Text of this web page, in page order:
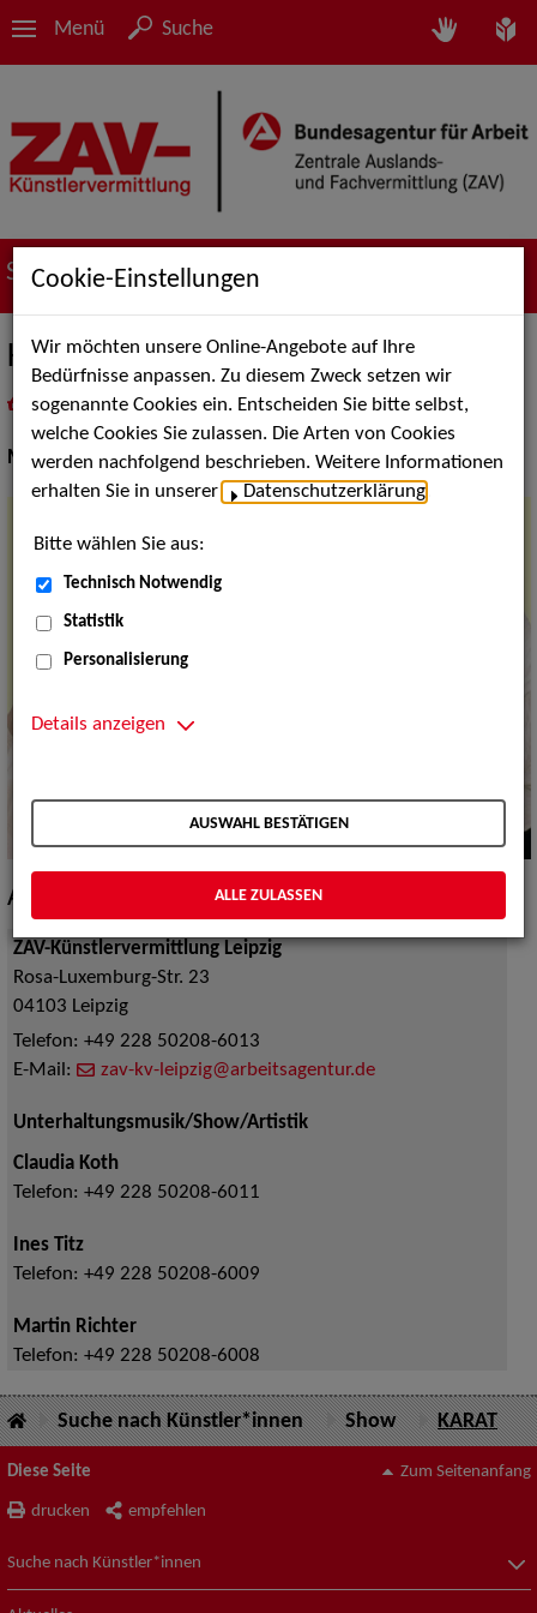
Menü Suche
Suche nach Künstler*innen
KARAT
als PDF speichern
inMeine Merklistelegen
Musik Shows:Chöre, Sänger / Sängerin
Ansprechpartner
ZAV-Künstlervermittlung Leipzig
Rosa-Luxemburg-Str. 23
04103 Leipzig
Telefon: +49 228 50208-6013
E-Mail:
zav-kv-leipzig@arbeitsagentur.de
Unterhaltungsmusik/Show/Artistik
Claudia Koth
Telefon: +49 228 50208-6011
Ines Titz
Telefon: +49 228 50208-6009
Martin Richter
Telefon: +49 228 50208-6008
Suche nach Künstler*innen Show KARAT
Diese Seite
drucken empfehlen
Zum Seitenanfang
Suche nach Künstler*innen
Cookie-Einstellungen
Wir möchten unsere Online-Angebote auf Ihre
Bedürfnisse anpassen. Zu diesem Zweck setzen wir
sogenannte Cookies ein. Entscheiden Sie bitte selbst,
welche Cookies Sie zulassen. Die Arten von Cookies
werden nachfolgend beschrieben. Weitere Informationen
erhalten Sie in unserer
Datenschutzerklärung
Bitte wählen Sie aus:
Technisch Notwendig
Statistik
Personalisierung
Details anzeigen
AUSWAHL BESTÄTIGEN
ALLE ZULASSEN